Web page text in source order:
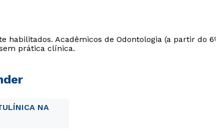
habilitados. Acadêmicos de Odontologia (a partir do
prática clínica.
NA